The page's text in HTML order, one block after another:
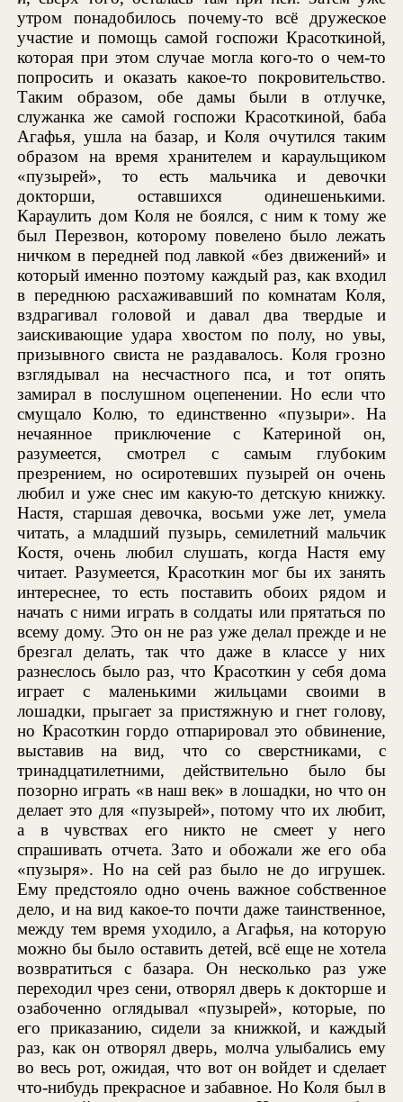
утром понадобилось почему-то всё дружеское
участие и помощь самой госпожи Красоткиной,
которая при этом случае могла кого-то о чем-то
попросить и оказать какое-то покровительство.
Таким образом, обе дамы были в отлучке,
служанка же самой госпожи Красоткиной, баба
Агафья, ушла на базар, и Коля очутился таким
образом на время хранителем и караульщиком
«пузырей», то есть мальчика и девочки
докторши, оставшихся одинешенькими.
Караулить дом Коля не боялся, с ним к тому же
был Перезвон, которому повелено было лежать
ничком в передней под лавкой «без движений» и
который именно поэтому каждый раз, как входил
в переднюю расхаживавший по комнатам Коля,
вздрагивал головой и давал два твердые и
заискивающие удара хвостом по полу, но увы,
призывного свиста не раздавалось. Коля грозно
взглядывал на несчастного пса, и тот опять
замирал в послушном оцепенении. Но если что
смущало Колю, то единственно «пузыри». На
нечаянное приключение с Катериной он,
разумеется, смотрел с самым глубоким
презрением, но осиротевших пузырей он очень
любил и уже снес им какую-то детскую книжку.
Настя, старшая девочка, восьми уже лет, умела
читать, а младший пузырь, семилетний мальчик
Костя, очень любил слушать, когда Настя ему
читает. Разумеется, Красоткин мог бы их занять
интереснее, то есть поставить обоих рядом и
начать с ними играть в солдаты или прятаться по
всему дому. Это он не раз уже делал прежде и не
брезгал делать, так что даже в классе у них
разнеслось было раз, что Красоткин у себя дома
играет с маленькими жильцами своими в
лошадки, прыгает за пристяжную и гнет голову,
но Красоткин гордо отпарировал это обвинение,
выставив на вид, что со сверстниками, с
тринадцатилетними, действительно было бы
позорно играть «в наш век» в лошадки, но что он
делает это для «пузырей», потому что их любит,
а в чувствах его никто не смеет у него
спрашивать отчета. Зато и обожали же его оба
«пузыря». Но на сей раз было не до игрушек.
Ему предстояло одно очень важное собственное
дело, и на вид какое-то почти даже таинственное,
между тем время уходило, а Агафья, на которую
можно бы было оставить детей, всё еще не хотела
возвратиться с базара. Он несколько раз уже
переходил чрез сени, отворял дверь к докторше и
озабоченно оглядывал «пузырей», которые, по
его приказанию, сидели за книжкой, и каждый
раз, как он отворял дверь, молча улыбались ему
во весь рот, ожидая, что вот он войдет и сделает
что-нибудь прекрасное и забавное. Но Коля был в